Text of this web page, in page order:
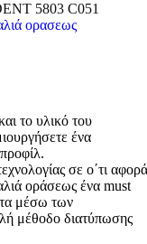
5803 C051
ορασεως
το υλικό του
ένα
σε ο΄τι αφορά
οράσεως ένα must
μέσω των
μέθοδο διατύπωσης